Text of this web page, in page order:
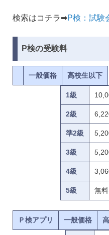
検索はコチラ➡P検：試験
P検の受験料
一般価格 高校生以下
1級
2級
準2級
3級
4級
5級 無料
Ｐ検アプリ 一般価格